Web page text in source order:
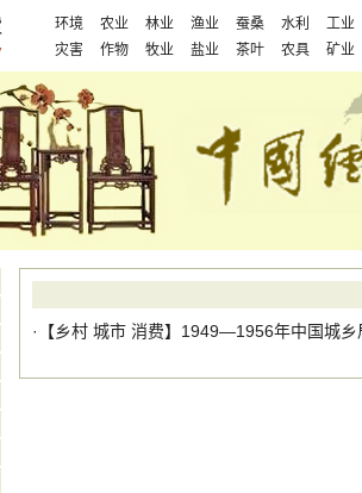
环境 农业 林业 渔业 蚕桑 水利
工业
灾害
作物 牧业 盐业 茶叶 农具 矿业
·【乡村 城市 消费】 1949—1956年中国城乡